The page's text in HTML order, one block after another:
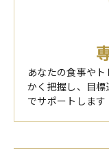
あなたの食事や
かく把握し、目
でサポートします